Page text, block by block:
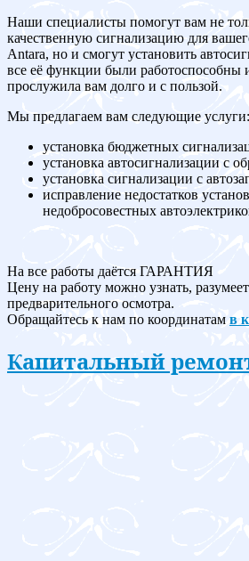
Наши специалисты помогут вам не
качественную сигнализацию для
Antara, но и смогут установить
все её функции были работоспособны
прослужила вам долго и с пользой.
Мы предлагаем вам следующие услуги:
установка бюджетных
установка автосигнализации с
установка сигнализации с
исправление недостатков
недобросовестных
На все работы даётся ГАРАНТИЯ
Цену на работу можно узнать,
предварительного осмотра.
Обращайтесь к нам по координатам в
Капитальный